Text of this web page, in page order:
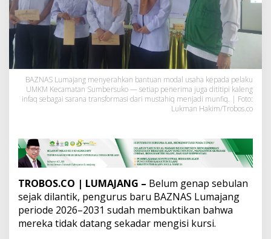
t
i
k
A
Z
N
A
m
a
j
a
n
B
e
BAZNAS Lumajang menyerahkan bantuan modal usaha kepada pelaku
UMKM Kecamatan Sumbersuko — setiap penerima juga dititipi kaleng
infaq sebagai sarana transformasi dari mustahiq menjadi munfiq. | Foto:
Lukman Hakim/Trobos.co
TROBOS.CO | LUMAJANG – Belum genap sebulan
sejak dilantik, pengurus baru BAZNAS Lumajang
periode 2026–2031 sudah membuktikan bahwa
mereka tidak datang sekadar mengisi kursi.